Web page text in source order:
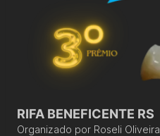
RIFA BENEFICENTE RS
Organizado por Roseli Oliveira